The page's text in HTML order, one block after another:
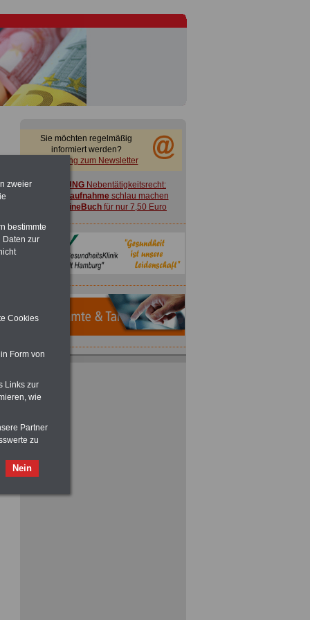
Sie möchten regelmäßig
informiert werden?
Anmeldung zum Newsletter
ACHTUNG Nebentätigkeitsrecht:
vor Jobaufnahmeschlau machen
OnlineBuch für nur 7,50 Euro
zweier
bestimmte
Daten zur
Cookies
Form von
Links zur
wie
Partner
zu
Nein